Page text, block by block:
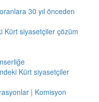
30 yıl önceden
Kürt siyasetçiler çözüm
Kürt siyasetçiler
| Komisyon